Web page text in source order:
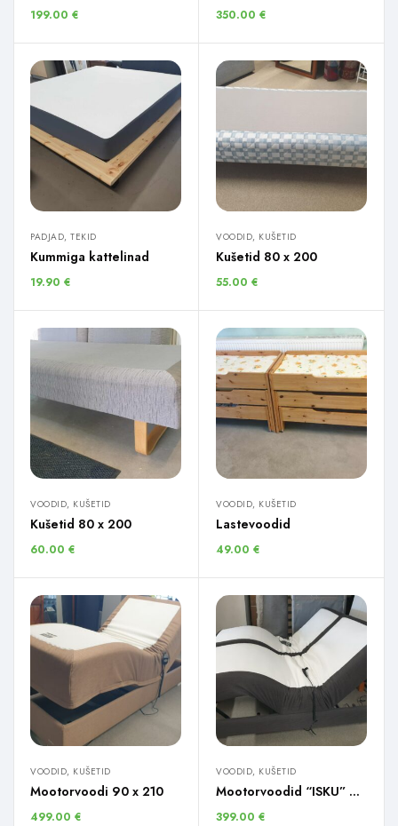
199.00 € 350.00 €
PADJAD, TEKID
Kummiga kattelinad
19.90 €
VOODID, KUŠETID
Kušetid 80 x 200
55.00 €
VOODID, KUŠETID
Kušetid 80 x 200
60.00 €
VOODID, KUŠETID
Lastevoodid
49.00 €
VOODID, KUŠETID
Mootorvoodi 90 x 210
499.00 €
VOODID, KUŠETID
Mootorvoodid “ISKU” 2 tk.
399.00 €